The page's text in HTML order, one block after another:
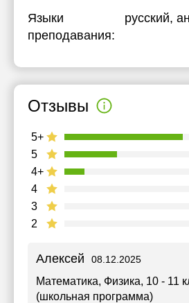
Языки
преподавания:
русский,
Отзывы
2
3
4
4+
5
5+
Алексей 08.12.2025
Математика, Физика, 10 - 11
(школьная программа)